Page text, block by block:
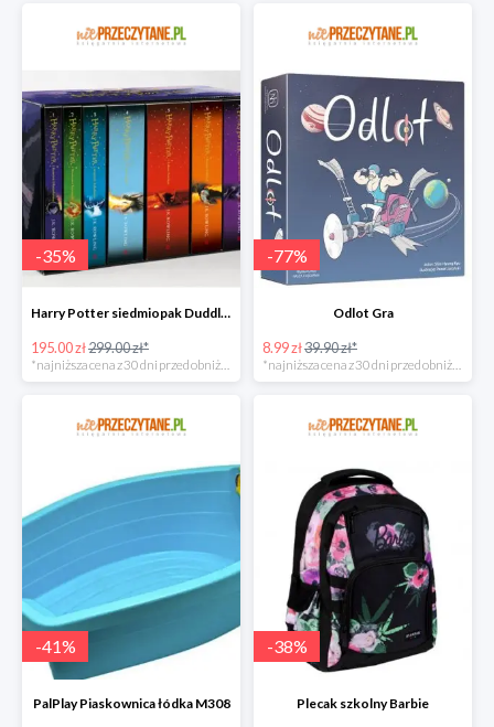
-35%
Harry Potter siedmiopak Duddle super oferta
195.00 zł299.00 zł*
-77%
Odlot Gra
8.99 zł39.90 zł*
-41%
PalPlay Piaskownica łódka M308
-38%
Plecak szkolny Barbie